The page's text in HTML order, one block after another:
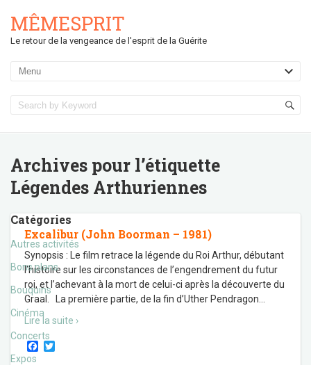
MÊMESPRIT
Le retour de la vengeance de l'esprit de la Guérite
Archives pour l’étiquette
Légendes Arthuriennes
Catégories
Autres activités
Bons plans
Bouquins
Cinéma
Concerts
Expos
Excalibur (John Boorman – 1981)
Synopsis : Le film retrace la légende du Roi Arthur, débutant
l’histoire sur les circonstances de l’engendrement du futur
roi, et l’achevant à la mort de celui-ci après la découverte du
Graal. La première partie, de la fin d’Uther Pendragon
Lire la suite ›
F